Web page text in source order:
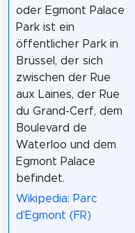
oder Egmont Palace
Park ist ein
öffentlicher Park in
Brüssel, der sich
zwischen der Rue
aux Laines, der Rue
du Grand-Cerf, dem
Boulevard de
Waterloo und dem
Egmont Palace
befindet.
Wikipedia: Parc
d'Egmont (FR)